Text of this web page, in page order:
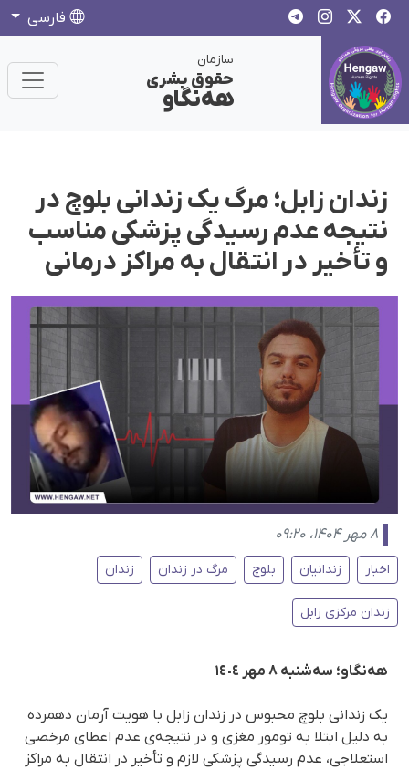
فارسی
سازمان
حقوق بشری
هەنگاو
زندان زابل؛ مرگ یک زندانی بلوچ در
نتیجه عدم رسیدگی پزشکی مناسب
و تأخیر در انتقال به مراکز درمانی
۸ مهر ۱۴۰۴، ۰۹:۲۰
اخبار زندانیان بلوچ مرگ در زندان زندان
زندان مرکزی زابل
هه‌نگاو؛ سەشنبه ٨ مهر ١٤٠٤
یک زندانی بلوچ محبوس در زندان زابل با هویت آرمان دهمرده
به دلیل ابتلا به تومور مغزی و در نتیجەی عدم اعطای مرخصی
استعلاجی، عدم رسیدگی پزشکی لازم و تأخیر در انتقال به مراکز